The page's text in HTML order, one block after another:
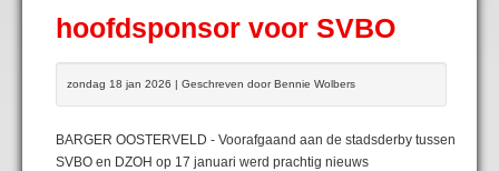
hoofdsponsor voor SVBO
zondag 18 jan 2026 | Geschreven door Bennie Wolbers
BARGER OOSTERVELD - Voorafgaand aan de stadsderby tussen
SVBO en DZOH op 17 januari werd prachtig nieuws